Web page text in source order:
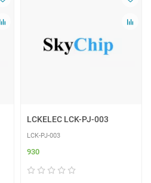
LCKELEC LCK-PJ-003
LCK-PJ-003
930